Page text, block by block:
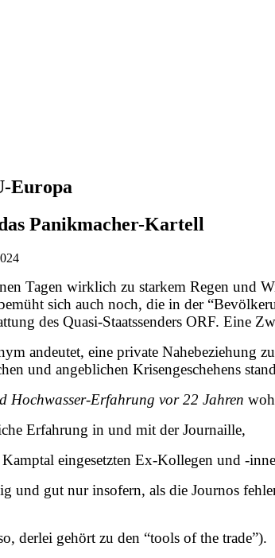
Europa
Panikmacher-Kartell
Tagen wirklich zu starkem Regen und
sich auch noch, die in der
des Quasi-Staatssenders ORF. Eine
andeutet, eine private Nahebeziehung
und angeblichen Krisengeschehens stand
Hochwasser-Erfahrung vor 22 Jahren
Erfahrung in und mit der Journaille,
eingesetzten Ex-Kollegen und -
und gut nur insofern, als die Journos
derlei gehört zu den “tools of the trade”).